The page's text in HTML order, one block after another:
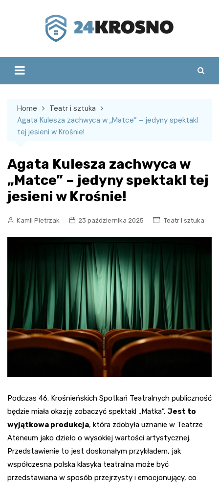
Home
Teatr i sztuka
Agata Kulesza zachwyca w „Matce” – jedyny spektakl
tej jesieni w Krośnie!
Agata Kulesza zachwyca w
„Matce” – jedyny spektakl tej
jesieni w Krośnie!
Kamil Pietrzak 23 października 2025 Teatr i sztuka
Podczas 46. Krośnieńskich Spotkań Teatralnych publiczność
będzie miała okazję zobaczyć spektakl „Matka”. Jest to
wyjątkowa produkcja, która zdobyła uznanie w Teatrze
Ateneum jako dzieło o wysokiej wartości artystycznej.
Przedstawienie to jest doskonałym przykładem, jak
współczesna polska klasyka teatralna może być
przedstawiana w sposób przejrzysty i emocjonujący, co